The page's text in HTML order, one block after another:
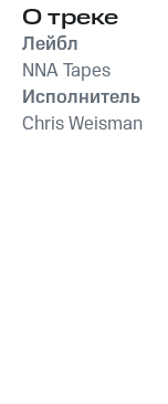
О треке
Лейбл
NNA Tapes
Исполнитель
Chris Weisman